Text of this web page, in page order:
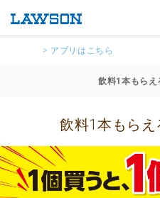
> アプリはこちら
飲料1本もらえ
飲料1本もら